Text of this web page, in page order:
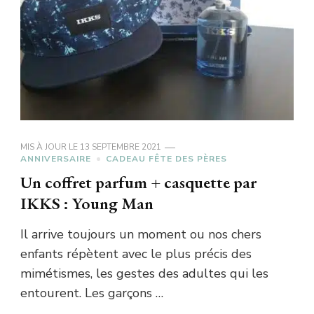
MIS À JOUR LE 13 SEPTEMBRE 2021
ANNIVERSAIRE
CADEAU FÊTE DES PÈRES
Un coffret parfum + casquette par
IKKS : Young Man
Il arrive toujours un moment ou nos chers
enfants répètent avec le plus précis des
mimétismes, les gestes des adultes qui les
entourent. Les garçons …